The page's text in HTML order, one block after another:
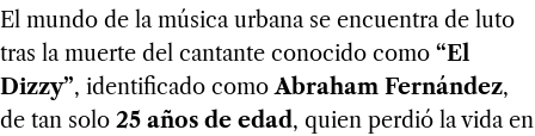
El mundo de la música urbana se encuentra de luto
tras la muerte del cantante conocido como “El
Dizzy”, identificado comoAbraham Fernández,
de tan solo 25 años de edad, quien perdió la vida en